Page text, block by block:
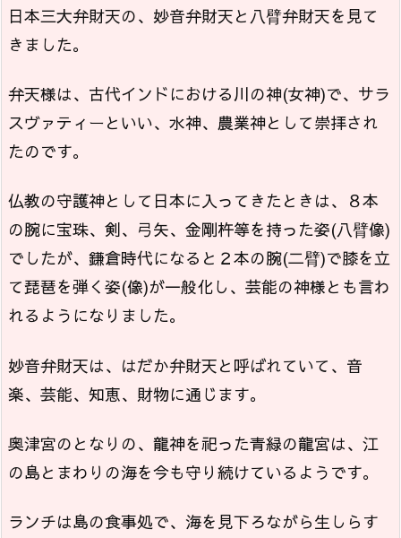
日本三大弁財天の、妙音弁財天と八臂弁財天を見て
きました。
弁天様は、古代インドにおける川の神(女神)で、サラ
スヴァティーといい、水神、農業神として崇拝され
たのです。
仏教の守護神として日本に入ってきたときは、８本
の腕に宝珠、剣、弓矢、金剛杵等を持った姿(八臂像)
でしたが、鎌倉時代になると２本の腕(二臂)で膝を立
て琵琶を弾く姿(像)が一般化し、芸能の神様とも言わ
れるようになりました。
妙音弁財天は、はだか弁財天と呼ばれていて、音
楽、芸能、知恵、財物に通じます。
奥津宮のとなりの、龍神を祀った青緑の龍宮は、江
の島とまわりの海を今も守り続けているようです。
ランチは島の食事処で、海を見下ろながら生しらす